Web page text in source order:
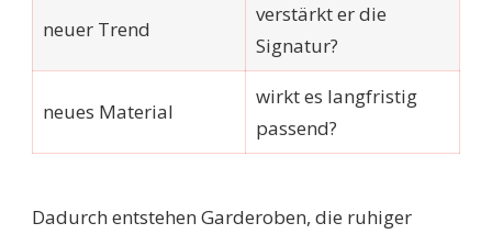
neuer Trend
verstärkt er die
Signatur?
neues Material
wirkt es langfristig
passend?
Dadurch entstehen Garderoben, die ruhiger